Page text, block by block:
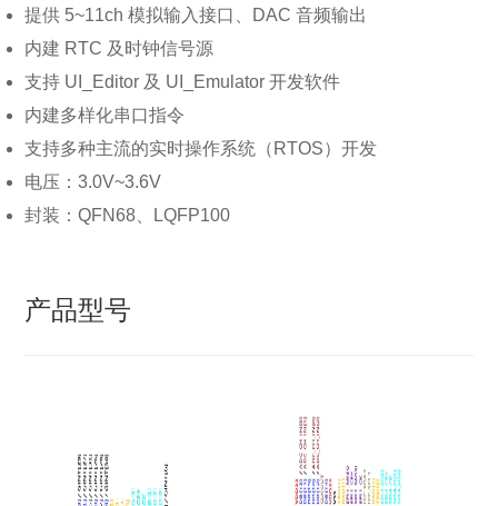
提供 5~11ch 模拟输入接口、DAC 音频输出
内建 RTC 及时钟信号源
支持 UI_Editor 及 UI_Emulator 开发软件
内建多样化串口指令
支持多种主流的实时操作系统（RTOS）开发
电压：3.0V~3.6V
封装：QFN68、LQFP100
产品型号